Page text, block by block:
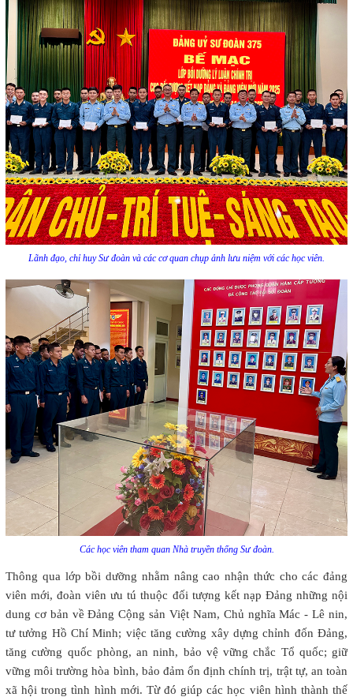
Lãnh đạo, chỉ huy Sư đoàn và các cơ quan chụp ảnh lưu niệm với các học viên.
Các học viên tham quan Nhà truyền thống Sư đoàn.
Thông qua lớp bồi dưỡng nhằm nâng cao nhận thức cho các đảng
viên mới, đoàn viên ưu tú thuộc đối tượng kết nạp Đảng những nội
dung cơ bản về Đảng Cộng sản Việt Nam, Chủ nghĩa Mác - Lê nin,
tư tưởng Hồ Chí Minh; việc tăng cường xây dựng chỉnh đốn Đảng,
tăng cường quốc phòng, an ninh, bảo vệ vững chắc Tổ quốc; giữ
vững môi trường hòa bình, bảo đảm ổn định chính trị, trật tự, an toàn
xã hội trong tình hình mới. Từ đó giúp các học viên hình thành thế